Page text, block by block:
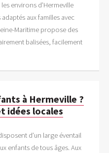
environs d’Hermeville
aux familles avec
Maritime propose des
balisées, facilement
à Hermeville ?
idées locales
d’un large éventail
enfants de tous âges. Aux